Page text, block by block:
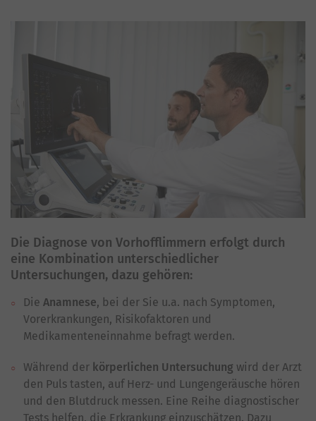
Die Diagnose von Vorhofflimmern erfolgt durch
eine Kombination unterschiedlicher
Untersuchungen, dazu gehören:
Die Anamnese, bei der Sie u.a. nach Symptomen,
Vorerkrankungen, Risikofaktoren und
Medikamenteneinnahme befragt werden.
Während der körperlichen Untersuchung wird der Arzt
den Puls tasten, auf Herz- und Lungengeräusche hören
und den Blutdruck messen. Eine Reihe diagnostischer
Tests helfen, die Erkrankung einzuschätzen. Dazu